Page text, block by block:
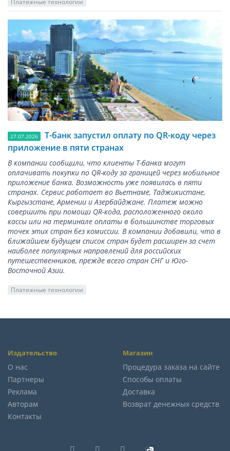
Платежные технологии
27.07.2026
Т-банк запустил оплату по QR-коду через
приложение в пяти странах
В компании сообщили, что клиенты Т-банка могут
оплачивать покупки по QR-коду за границей через мобильное
приложение банка. Возможность уже появилась в пяти
странах. Сервис работает во Вьетнаме, Таджикистане,
Кыргызстане, Армении и Азербайджане. Платеж можно
совершить при помощи QR-кода, расположенного около
кассы или на терминале оплаты в большинстве торговых
точек этих стран без комиссии. В компании добавили, что в
ближайшем будущем список стран будет расширен за счет
наиболее популярных направлений для российских
путешественников, прежде всего стран СНГ и Юго-
Восточной Азии.
Платежные технологии
Издательство
О нас
Партнеры
Реклама
Авторам
Контакты
Магазин
Процедура заказа на сайте
Способы оплаты
Доставка
Возврат денежных средств